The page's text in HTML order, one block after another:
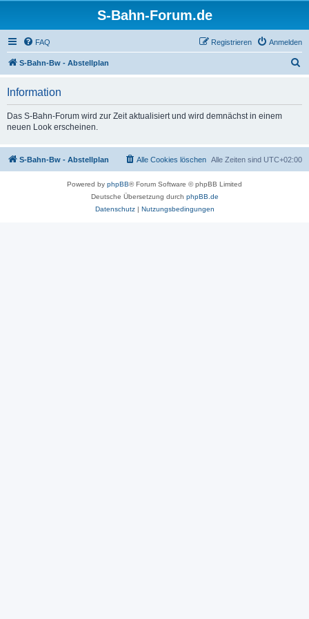
S-Bahn-Forum.de
FAQ Anmelden
Registrieren
S-Bahn-Bw - Abstellplan
Information
Das S-Bahn-Forum wird zur Zeit aktualisiert und wird demnächst in einem
neuen Look erscheinen.
S-Bahn-Bw - Abstellplan Alle Zeiten sind UTC+02:00
Alle Cookies löschen
Powered by phpBB® Forum Software © phpBB Limited
Deutsche Übersetzung durch phpBB.de
Datenschutz| Nutzungsbedingungen